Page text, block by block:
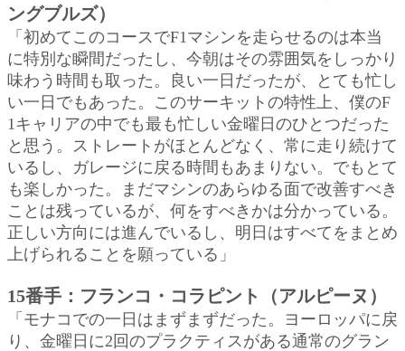
ングブルズ）
「初めてこのコースでF1マシンを走らせるのは本当
に特別な瞬間だったし、今朝はその雰囲気をしっかり
味わう時間も取った。良い一日だったが、とても忙し
い一日でもあった。このサーキットの特性上、僕のF
1キャリアの中でも最も忙しい金曜日のひとつだった
と思う。ストレートがほとんどなく、常に走り続けて
いるし、ガレージに戻る時間もあまりない。でもとて
も楽しかった。まだマシンのあらゆる面で改善すべき
ことは残っているが、何をすべきかは分かっている。
正しい方向には進んでいるし、明日はすべてをまとめ
上げられることを願っている」
15番手：フランコ・コラピント（アルピーヌ）
「モナコでの一日はまずまずだった。ヨーロッパに戻
り、金曜日に2回のプラクティスがある通常のグラン